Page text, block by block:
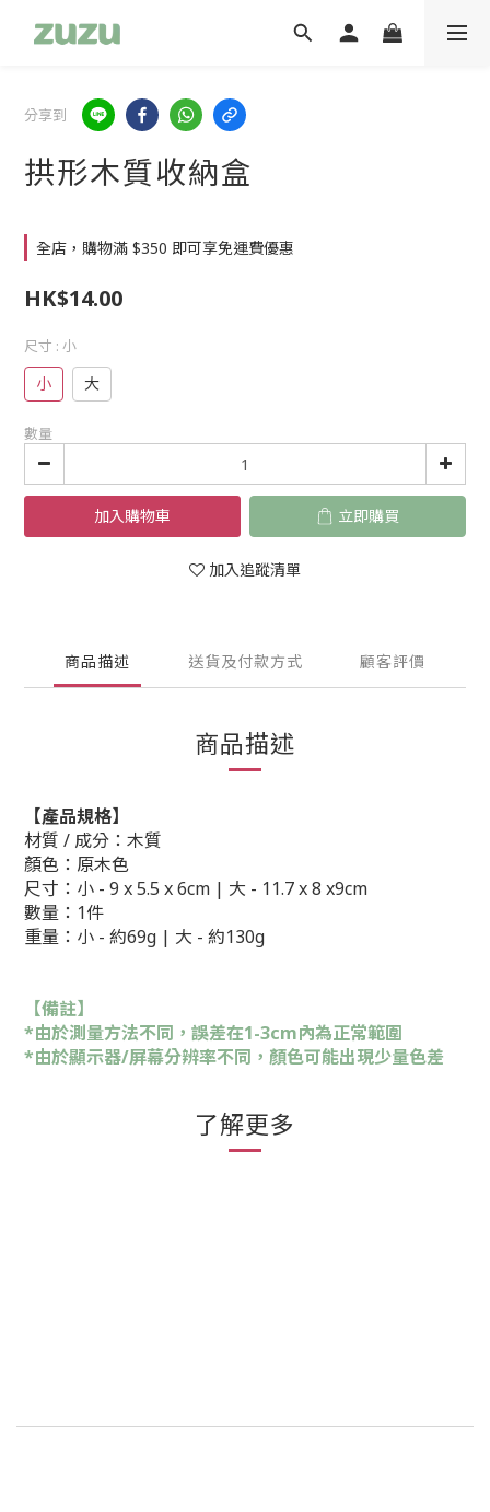
分享到
拱形木質收納盒
全店，購物滿 $350 即可享免運費優惠
HK$14.00
尺寸 : 小
小 大
數量
加入購物車 立即購買
加入追蹤清單
商品描述 送貨及付款方式 顧客評價
商品描述
【產品規格】
材質 / 成分：木質
顏色：原木色
尺寸： 小 - 9 x 5.5 x 6cm | 大 - 11.7 x 8 x9cm
數量：1件
重量： 小 - 約69g | 大 - 約130g
【備註】
*由於測量方法不同，誤差在1-3cm內為正常範圍
*由於顯示器/屏幕分辨率不同，顏色可能出現少量色差
了解更多